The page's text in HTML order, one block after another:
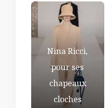
Nina Ricci,
pour ses
chapeaux
cloches